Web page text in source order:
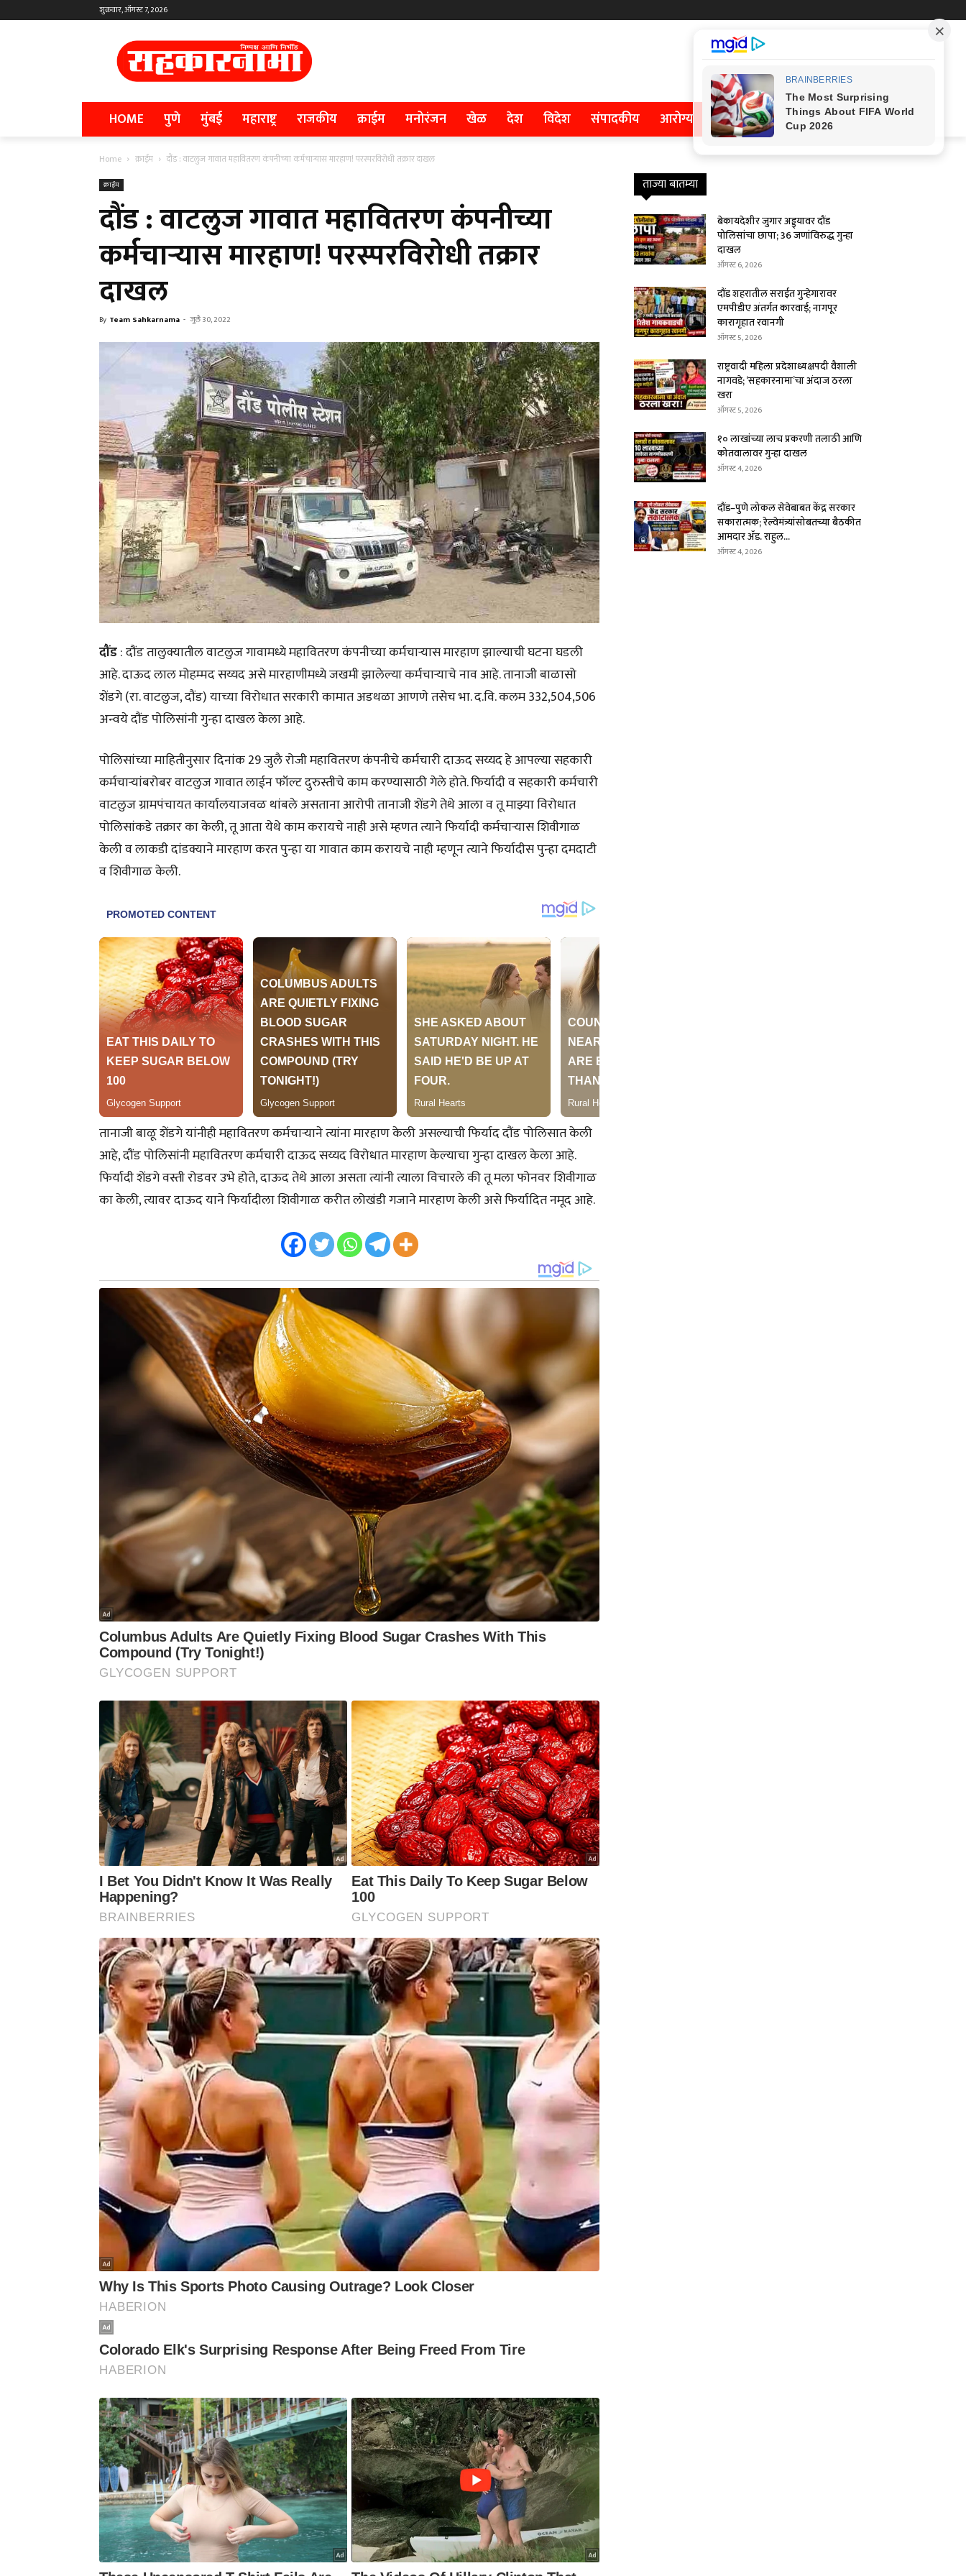
शुक्रवार, ऑगस्ट 7, 2026
HOME पुणे मुंबई महाराष्ट्र राजकीय क्राईम मनोरंजन खेळ देश विदेश संपादकीय आरोग्य
Home क्राईम दौंड : वाटलुज गावात महावितरण कंपनीच्या कर्मचाऱ्यास मारहाण! परस्परविरोधी तक्रार दाखल
क्राईम
दौंड : वाटलुज गावात महावितरण कंपनीच्या
कर्मचाऱ्यास मारहाण! परस्परविरोधी तक्रार
दाखल
By Team Sahkarnama - जुलै 30, 2022
दौंड: दौंड तालुक्यातील वाटलुज गावामध्ये महावितरण कंपनीच्या कर्मचाऱ्यास मारहाण झाल्याची घटना घडली
आहे. दाऊद लाल मोहम्मद सय्यद असे मारहाणीमध्ये जखमी झालेल्या कर्मचाऱ्याचे नाव आहे. तानाजी बाळासो
शेंडगे (रा. वाटलुज, दौंड) याच्या विरोधात सरकारी कामात अडथळा आणणे तसेच भा. द.वि. कलम 332,504,506
अन्वये दौंड पोलिसांनी गुन्हा दाखल केला आहे.
पोलिसांच्या माहितीनुसार दिनांक 29 जुलै रोजी महावितरण कंपनीचे कर्मचारी दाऊद सय्यद हे आपल्या सहकारी
कर्मचाऱ्यांबरोबर वाटलुज गावात लाईन फॉल्ट दुरुस्तीचे काम करण्यासाठी गेले होते. फिर्यादी व सहकारी कर्मचारी
वाटलुज ग्रामपंचायत कार्यालयाजवळ थांबले असताना आरोपी तानाजी शेंडगे तेथे आला व तू माझ्या विरोधात
पोलिसांकडे तक्रार का केली, तू आता येथे काम करायचे नाही असे म्हणत त्याने फिर्यादी कर्मचाऱ्यास शिवीगाळ
केली व लाकडी दांडक्याने मारहाण करत पुन्हा या गावात काम करायचे नाही म्हणून त्याने फिर्यादीस पुन्हा दमदाटी
व शिवीगाळ केली.
तानाजी बाळू शेंडगे यांनीही महावितरण कर्मचाऱ्याने त्यांना मारहाण केली असल्याची फिर्याद दौंड पोलिसात केली
आहे, दौंड पोलिसांनी महावितरण कर्मचारी दाऊद सय्यद विरोधात मारहाण केल्याचा गुन्हा दाखल केला आहे.
फिर्यादी शेंडगे वस्ती रोडवर उभे होते, दाऊद तेथे आला असता त्यांनी त्याला विचारले की तू मला फोनवर शिवीगाळ
का केली, त्यावर दाऊद याने फिर्यादीला शिवीगाळ करीत लोखंडी गजाने मारहाण केली असे फिर्यादित नमूद आहे.
ताज्या बातम्या
बेकायदेशीर जुगार अड्ड्यावर दौंड
पोलिसांचा छापा; 36 जणांविरुद्ध गुन्हा
दाखल
ऑगस्ट 6, 2026
दौंड शहरातील सराईत गुन्हेगारावर
एमपीडीए अंतर्गत कारवाई; नागपूर
कारागृहात रवानगी
ऑगस्ट 5, 2026
राष्ट्रवादी महिला प्रदेशाध्यक्षपदी वैशाली
नागवडे; ‘सहकारनामा’चा अंदाज ठरला
खरा
ऑगस्ट 5, 2026
१० लाखांच्या लाच प्रकरणी तलाठी आणि
कोतवालावर गुन्हा दाखल
ऑगस्ट 4, 2026
दौंड–पुणे लोकल सेवेबाबत केंद्र सरकार
सकारात्मक; रेल्वेमंत्र्यांसोबतच्या बैठकीत
आमदार ॲड. राहुल...
ऑगस्ट 4, 2026